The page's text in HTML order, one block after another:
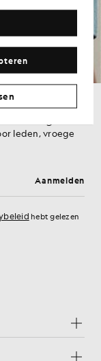
over hoe
leden, vroege
Aanmelden
hebt gelezen